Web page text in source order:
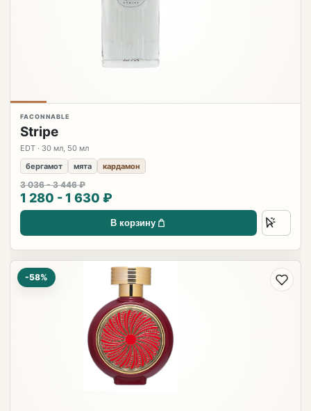
FACONNABLE
Stripe
EDT · 30 мл, 50 мл
бергамот
мята кардамон
3 036 - 3 446 ₽
1 280 - 1 630 ₽
В корзину
-58%